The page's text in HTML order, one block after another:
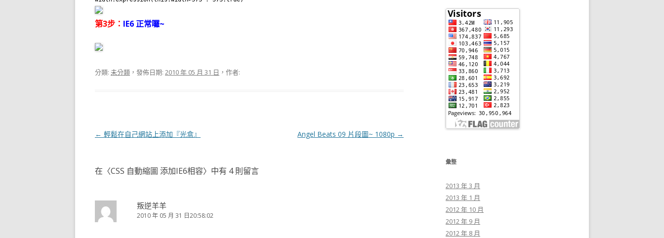
第3步： IE6 正常囉~
分類: 未分類 ，發佈日期: 2010 年 05 月 31 日 ，作者:
文
覽
← 輕鬆在自己網站上添加『光盒』 Angel Beats 09 片段圖~ 1080p →
在〈CSS 自動縮圖 添加IE6相容〉中有 4 則留言
叛逆羊羊
2010 年 05 月 31 日20:58:02
彙整
2013 年 3 月
2013 年 1 月
2012 年 10 月
2012 年 9 月
2012 年 8 月